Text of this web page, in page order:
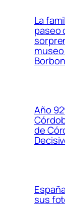
La
paseo
Año
de
sus